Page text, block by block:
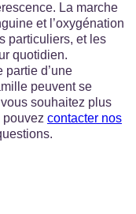
La marche
et l’oxygénation
particuliers, et les
quotidien.
partie d’une
peuvent se
souhaitez plus
pouvez contacter nos